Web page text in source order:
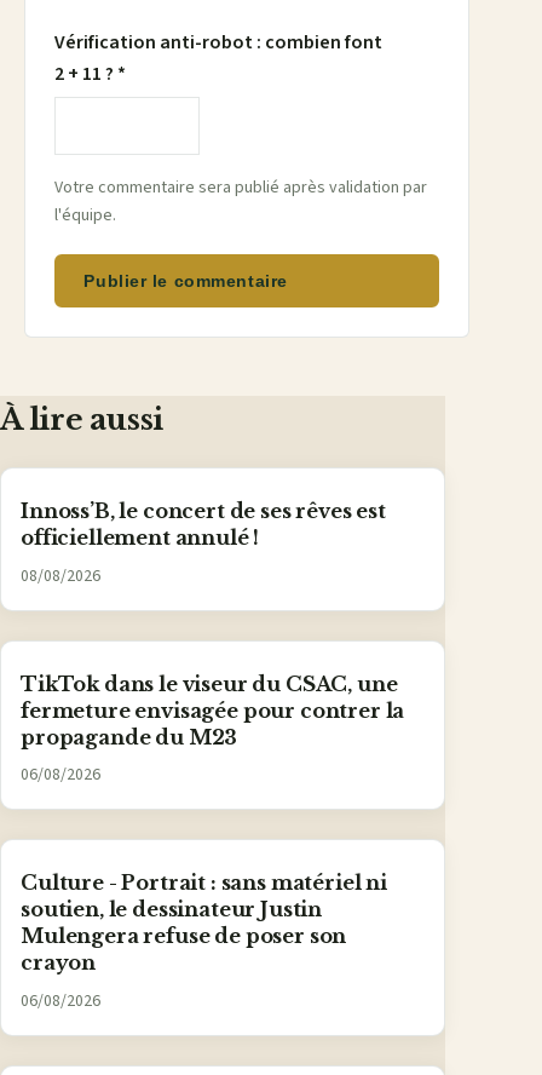
Vérification anti-robot : combien font
2 + 11 ? *
Votre commentaire sera publié après validation par
l'équipe.
Publier le commentaire
À lire aussi
Innoss’B, le concert de ses rêves est
officiellement annulé !
08/08/2026
TikTok dans le viseur du CSAC, une
fermeture envisagée pour contrer la
propagande du M23
06/08/2026
Culture - Portrait : sans matériel ni
soutien, le dessinateur Justin
Mulengera refuse de poser son
crayon
06/08/2026